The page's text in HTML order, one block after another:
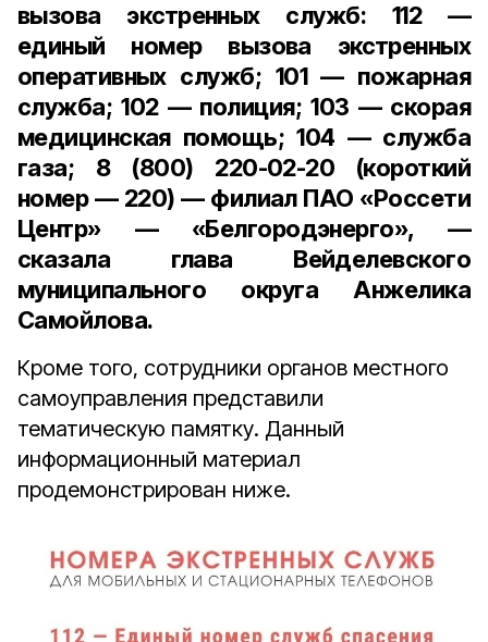
вызова экстренных служб: 112 —
единый номер вызова экстренных
оперативных служб; 101 — пожарная
служба; 102 — полиция; 103 — скорая
медицинская помощь; 104 — служба
газа; 8 (800) 220-02-20 (короткий
номер — 220) — филиал ПАО «Россети
Центр» — «Белгородэнерго», —
сказала глава Вейделевского
муниципального округа Анжелика
Самойлова.
Кроме того, сотрудники органов местного
самоуправления представили
тематическую памятку. Данный
информационный материал
продемонстрирован ниже.